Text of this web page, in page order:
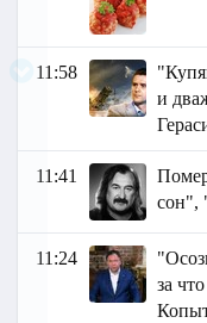
11:58
и
11:41
сон",
11:24
за